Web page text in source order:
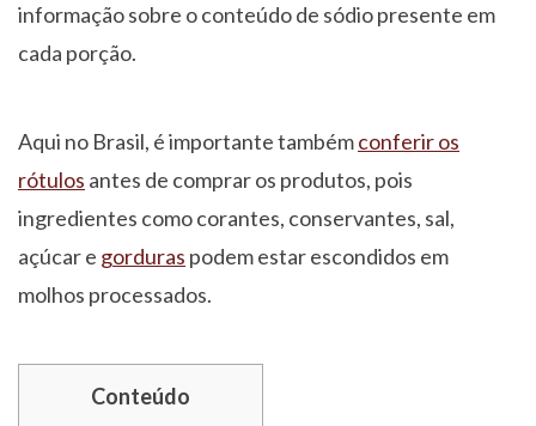
informação sobre o conteúdo de sódio presente em
cada porção.
Aqui no Brasil, é importante tambémconferir os
rótulos antes de comprar os produtos, pois
ingredientes como corantes, conservantes, sal,
açúcar e gorduras podem estar escondidos em
molhos processados.
Conteúdo